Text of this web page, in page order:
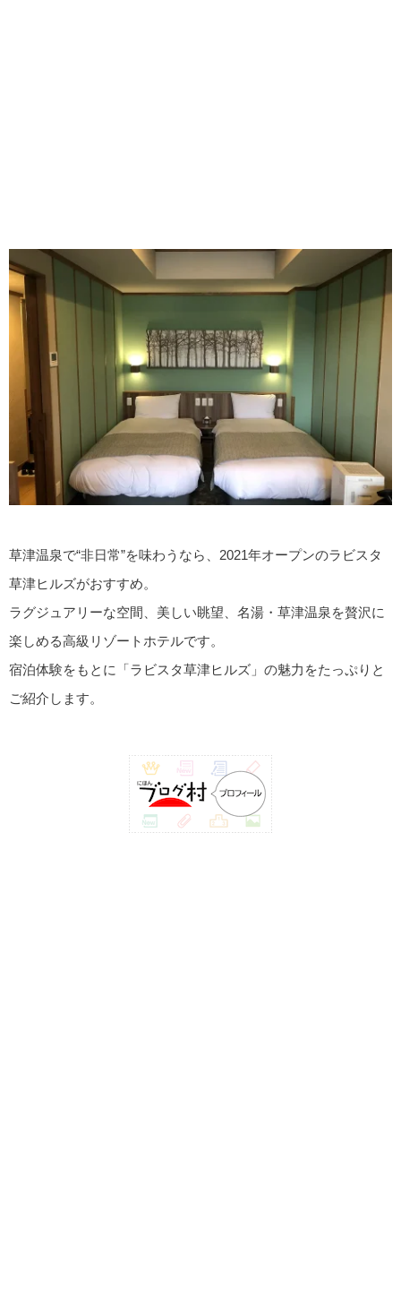
草津温泉で“非日常”を味わうなら、2021年オープンのラビスタ
草津ヒルズがおすすめ。
ラグジュアリーな空間、美しい眺望、名湯・草津温泉を贅沢に
楽しめる高級リゾートホテルです。
宿泊体験をもとに「ラビスタ草津ヒルズ」の魅力をたっぷりと
ご紹介します。